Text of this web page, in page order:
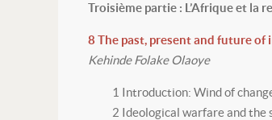
Troisième partie : L’Afrique et la
8 The past, present and future
Kehinde Folake Olaoye
1 Introduction: Wind of
2 Ideological warfare and